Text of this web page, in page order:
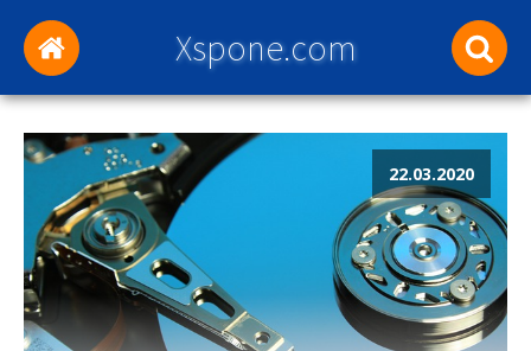
Xspone.com
22.03.2020